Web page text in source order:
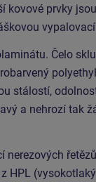
kovové prvky
Čelo
stálostí,
a nehrozí tak
nerezových
HPL